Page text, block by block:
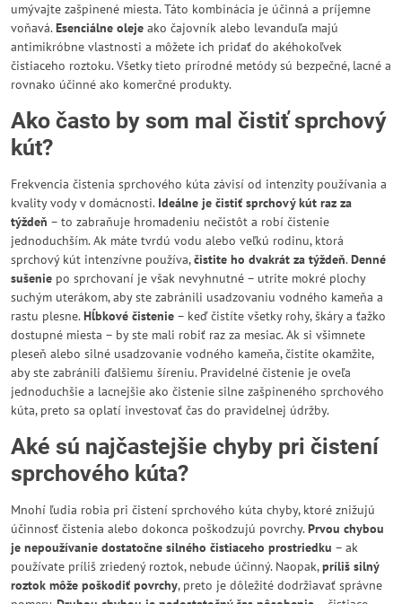
umývajte zašpinené miesta. Táto kombinácia je účinná a príjemne
voňavá.Esenciálne oleje ako čajovník alebo levanduľa majú
antimikróbne vlastnosti a môžete ich pridať do akéhokoľvek
čistiaceho roztoku. Všetky tieto prírodné metódy sú bezpečné, lacné a
rovnako účinné ako komerčné produkty.
Ako často by som mal čistiť sprchový
kút?
Frekvencia čistenia sprchového kúta závisí od intenzity používania a
kvality vody v domácnosti. Ideálne je čistiť sprchový kút raz za
týždeň – to zabraňuje hromadeniu nečistôt a robí čistenie
jednoduchším. Ak máte tvrdú vodu alebo veľkú rodinu, ktorá
sprchový kút intenzívne používa,čistite ho dvakrát za týždeň.Denné
sušenie po sprchovaní je však nevyhnutné – utrite mokré plochy
suchým uterákom, aby ste zabránili usadzovaniu vodného kameňa a
rastu plesne.Hĺbkové čistenie – keď čistíte všetky rohy, škáry a ťažko
dostupné miesta – by ste mali robiť raz za mesiac. Ak si všimnete
pleseň alebo silné usadzovanie vodného kameňa, čistite okamžite,
aby ste zabránili ďalšiemu šíreniu. Pravidelné čistenie je oveľa
jednoduchšie a lacnejšie ako čistenie silne zašpineného sprchového
kúta, preto sa oplatí investovať čas do pravidelnej údržby.
Aké sú najčastejšie chyby pri čistení
sprchového kúta?
Mnohí ľudia robia pri čistení sprchového kúta chyby, ktoré znižujú
účinnosť čistenia alebo dokonca poškodzujú povrchy.Prvou chybou
je nepoužívanie dostatočne silného čistiaceho prostriedku – ak
používate príliš zriedený roztok, nebude účinný. Naopak,príliš silný
roztok môže poškodiť povrchy, preto je dôležité dodržiavať správne